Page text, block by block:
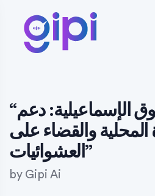
“تطورات سوق الإسماعيلية: دعم
المحلية والقضاء على
العشوائيات”
by Gipi Ai